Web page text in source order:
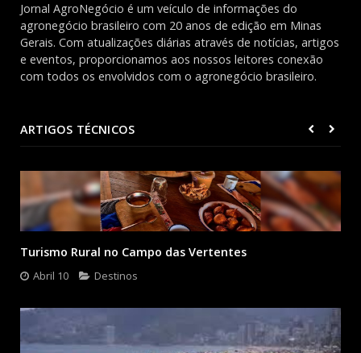
Jornal AgroNegócio é um veículo de informações do
agronegócio brasileiro com 20 anos de edição em Minas
Gerais. Com atualizações diárias através de notícias, artigos
e eventos, proporcionamos aos nossos leitores conexão
com todos os envolvidos com o agronegócio brasileiro.
ARTIGOS TÉCNICOS
Turismo Rural no Campo das Vertentes
Abril 10 Destinos